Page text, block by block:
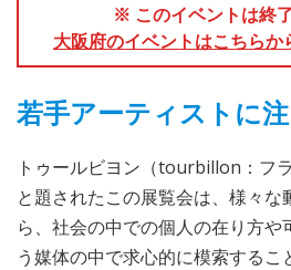
※ このイベントは終
大阪府のイベントはこちらか
若手アーティストに
トゥールビヨン（tourbillon：フラ
と題されたこの展覧会は、様々
ら、社会の中での個人の在り方
う媒体の中で求心的に模索する